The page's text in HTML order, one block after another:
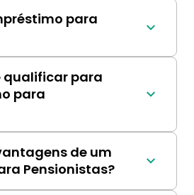
para
criado
atender às
aposentadas,
juros competitivas e
flexíveis.
qualificar para
para
com acima de 60 anos,
de pensão ou
de um
Pensionistas?
baixas, prazos de